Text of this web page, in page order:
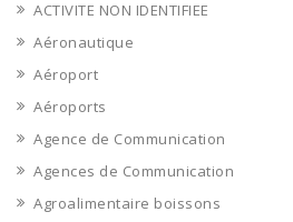
ACTIVITE NON IDENTIFIEE
Aéronautique
Aéroport
Aéroports
Agence de Communication
Agences de Communication
Agroalimentaire boissons